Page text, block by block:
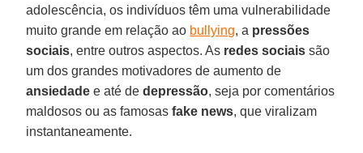
adolescência, os indivíduos têm uma vulnerabilidade
muito grande em relação ao bullying, a pressões
sociais, entre outros aspectos. As redes sociais são
um dos grandes motivadores de aumento de
ansiedade e até dedepressão, seja por comentários
maldosos ou as famosasfake news, que viralizam
instantaneamente.